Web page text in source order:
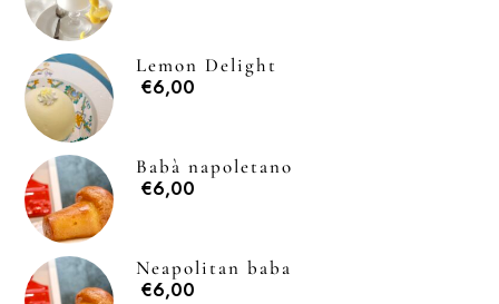
Lemon Delight
€6,00
Babà napoletano
€6,00
Neapolitan baba
€6,00